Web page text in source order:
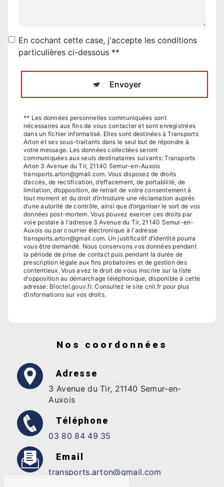
En cochant cette case, j'accepte les conditions
particulières ci-dessous **
Envoyer
** Les données personnelles communiquées sont
nécessaires aux fins de vous contacter et sont enregistrées
dans un fichier informatisé. Elles sont destinées à Transports
Arton et ses sous-traitants dans le seul but de répondre à
votre message. Les données collectées seront
communiquées aux seuls destinataires suivants: Transports
Arton 3 Avenue du Tir, 21140 Semur-en-Auxois
transports.arton@gmail.com. Vous disposez de droits
d’accès, de rectification, d’effacement, de portabilité, de
limitation, d’opposition, de retrait de votre consentement à
tout moment et du droit d’introduire une réclamation auprès
d’une autorité de contrôle, ainsi que d’organiser le sort de vos
données post-mortem. Vous pouvez exercer ces droits par
voie postale à l'adresse 3 Avenue du Tir, 21140 Semur-en-
Auxois ou par courrier électronique à l'adresse
transports.arton@gmail.com. Un justificatif d'identité pourra
vous être demandé. Nous conservons vos données pendant
la période de prise de contact puis pendant la durée de
prescription légale aux fins probatoires et de gestion des
contentieux. Vous avez le droit de vous inscrire sur la liste
d'opposition au démarchage téléphonique, disponible à cette
adresse: Bloctel.gouv.fr. Consultez le site cnil.fr pour plus
d’informations sur vos droits.
Nos coordonnées
Adresse
3 Avenue du Tir, 21140 Semur-en-
Auxois
Téléphone
03 80 84 49 35
Email
transports.arton@gmail.com